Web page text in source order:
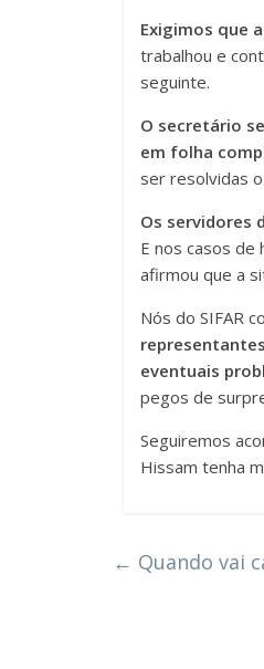
Exigimos que
trabalhou e
seguinte.
O secretário
em folha
ser resolvidas
Os servidores
E nos casos
afirmou que a
Nós do SIFAR
eventuais
pegos de
Seguiremos
Hissam tenha
← Quando vai